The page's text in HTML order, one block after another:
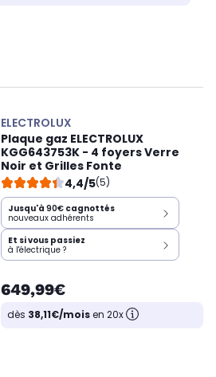
ELECTROLUX
Plaque gaz ELECTROLUX
KGG643753K - 4 foyers Verre
Noir et Grilles Fonte
4,4/5(5)
Jusqu'à 90€ cagnottés
nouveaux adhérents
Et si vous passiez
à l'électrique ?
649,99€
dès 38,11€/moisen 20x